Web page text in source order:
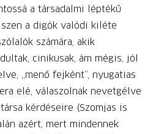
a társadalmi léptékű
a digók valódi kiléte
számára, akik
cinikusak, ám mégis, jól
„menő fejként”, nyugatias
elé, válaszolnak nevetgélve
kérdéseire (Szomjas is
azért, mert mindennek